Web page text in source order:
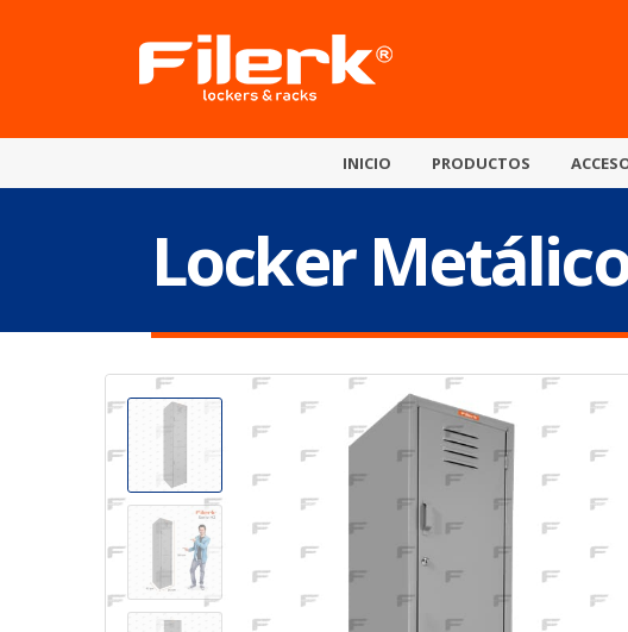
INICIO PRODUCTOS
Locker